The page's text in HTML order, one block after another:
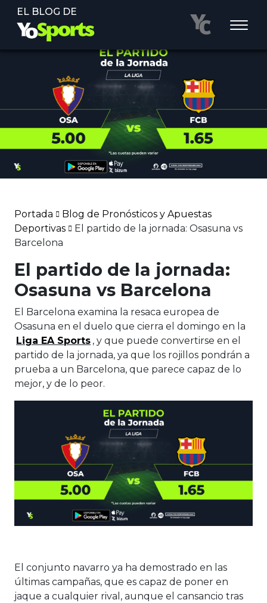
EL BLOG DE
Portada
Blog de Pronósticos y Apuestas
Deportivas
El partido de la jornada: Osasuna vs
Barcelona
El partido de la jornada:
Osasuna vs Barcelona
El Barcelona examina la resaca europea de
Osasuna en el duelo que cierra el domingo en la
Liga EA Sports , y que puede convertirse en el
partido de la jornada, ya que los rojillos pondrán a
prueba a un Barcelona, que parece capaz de lo
mejor, y de lo peor.
El conjunto navarro ya ha demostrado en las
últimas campañas, que es capaz de poner en
jaque a cualquier rival, aunque el cansancio tras